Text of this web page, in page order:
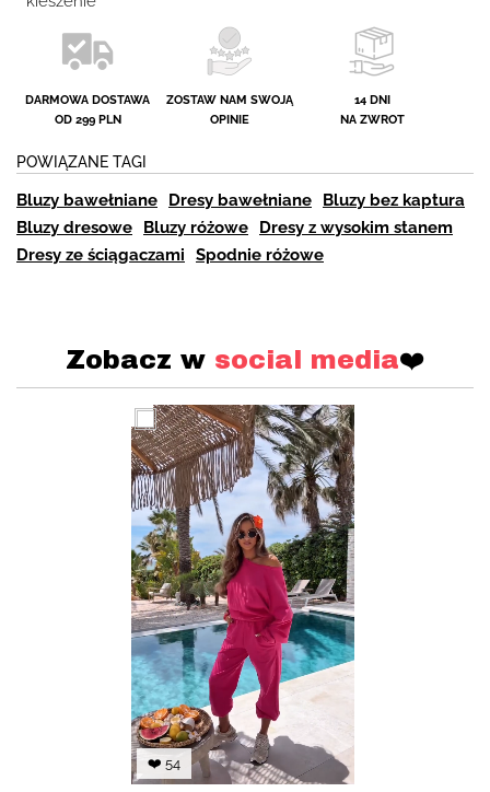
DARMOWA DOSTAWA
OD 299 PLN
ZOSTAW NAM SWOJĄ
OPINIE
14 DNI
NA ZWROT
POWIĄZANE TAGI
Bluzy bawełniane Dresy bawełniane
Bluzy bez kaptura
Bluzy dresowe
Bluzy różowe
Dresy z wysokim stanem
Dresy ze ściągaczami
Spodnie różowe
Zobacz w social media❤️
❤️ 54